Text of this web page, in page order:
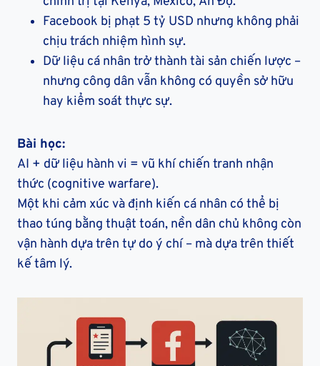
Facebook bị phạt 5 tỷ USD nhưng không phải
chịu trách nhiệm hình sự.
Dữ liệu cá nhân trở thành tài sản chiến lược –
nhưng công dân vẫn không có quyền sở hữu
hay kiểm soát thực sự.
Bài học:
AI + dữ liệu hành vi = vũ khí chiến tranh nhận
thức (cognitive warfare).
Một khi cảm xúc và định kiến cá nhân có thể bị
thao túng bằng thuật toán, nền dân chủ không còn
vận hành dựa trên tự do ý chí – mà dựa trên thiết
kế tâm lý.